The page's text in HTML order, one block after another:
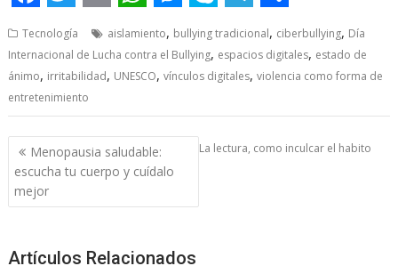
F
a
c
e
b
o
o
k
T
w
i
t
t
e
r
E
m
a
i
l
W
h
a
t
s
A
p
p
M
e
s
s
e
n
e
r
S
k
y
p
e
T
e
l
e
g
r
S
h
a
r
Tecnología aislamiento, bullying tradicional, ciberbullying, Día
Internacional de Lucha contra el Bullying, espacios digitales, estado de
ánimo, irritabilidad, UNESCO,vínculos digitales,violencia como forma de
entretenimiento
Post
navigation
Menopausia saludable:
escucha tu cuerpo y cuídalo
mejor
La lectura, como inculcar el habito
Artículos Relacionados